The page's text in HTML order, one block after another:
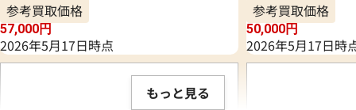
参考買取価格
57,000円
2026年5月17日時点
参考買取価格
50,000円
2026年5月17日時
もっと見る